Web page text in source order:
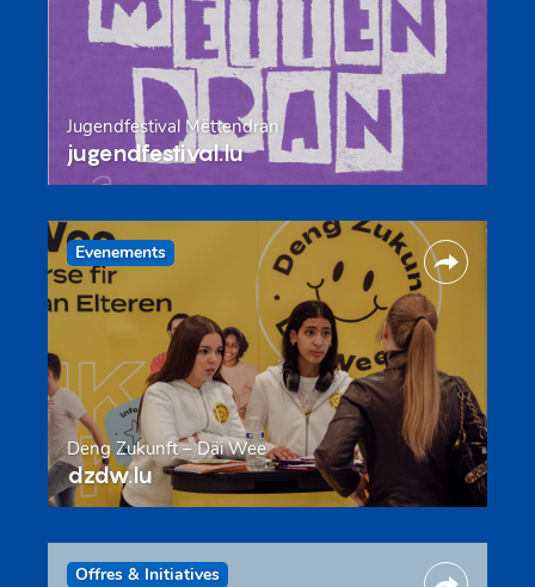
Jugendfestival Mëttendran
jugendfestival.lu
Evenements
Deng Zukunft – Däi Wee
dzdw.lu
Offres & Initiatives